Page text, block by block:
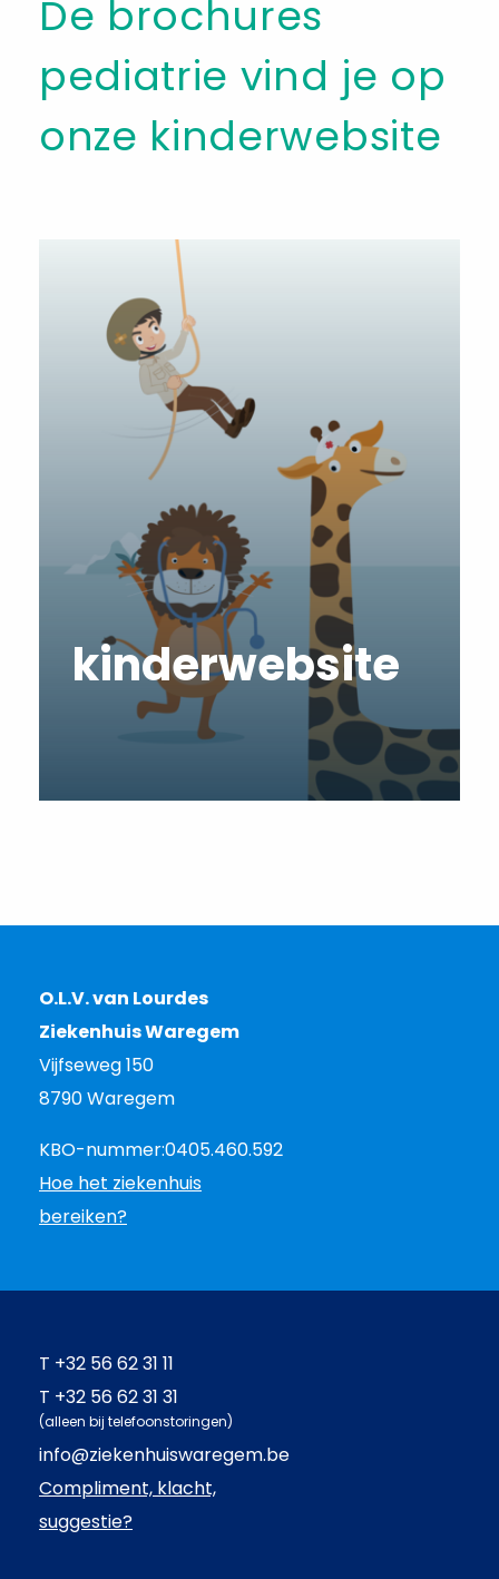
De brochures
pediatrie vind je op
onze kinderwebsite
kinderwebsite
O.L.V. van Lourdes
Ziekenhuis Waregem
Vijfseweg 150
8790 Waregem
KBO-nummer:0405.460.592
Hoe het ziekenhuis
bereiken?
T +32 56 62 31 11
T +32 56 62 31 31
(alleen bij telefoonstoringen)
info@ziekenhuiswaregem.be
Compliment, klacht,
suggestie?